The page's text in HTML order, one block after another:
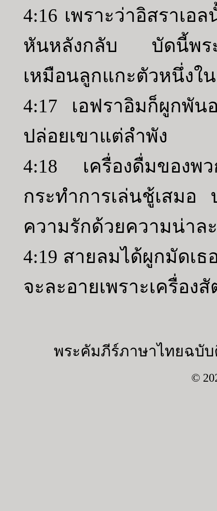
4:16 เพราะว่าอิสราเ
หันหลังกลับ บัดนี้พระเ
เหมือนลูกแกะตัวหนึ่งใ
4:17 เอฟราอิมก็ผูกพัน
ปล่อยเขาแต่ลำพัง
4:18 เครื่องดื่มของพ
กระทำการเล่นชู้เสมอ
ความรักด้วยความน่าล
4:19 สายลมได้ผูกมัดเธ
จะละอายเพราะเครื่อง
พระคัมภีร์ภาษาไทยฉบับ
©